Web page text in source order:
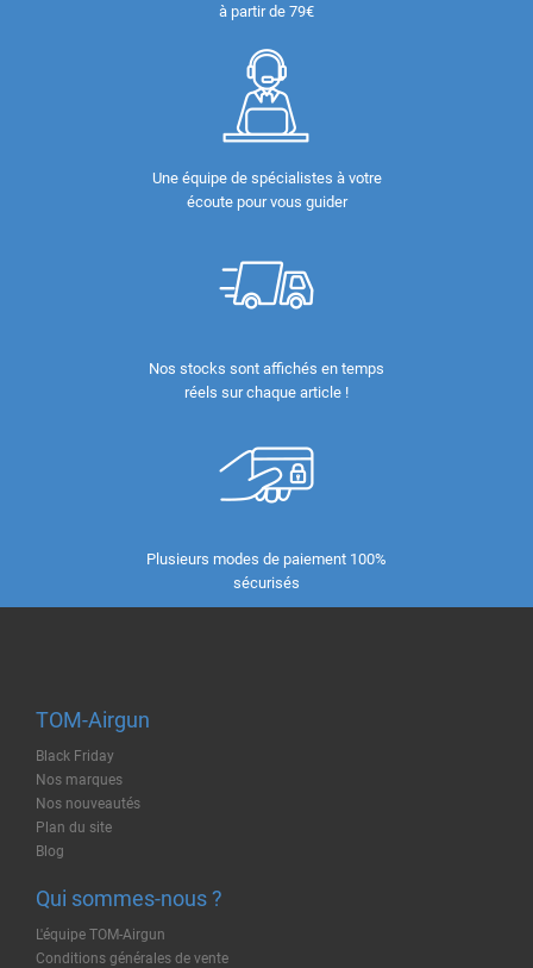
à partir de 79€
Une équipe de spécialistes à votre
écoute pour vous guider
Nos stocks sont affichés en temps
réels sur chaque article !
Plusieurs modes de paiement 100%
sécurisés
TOM-Airgun
Black Friday
Nos marques
Nos nouveautés
Plan du site
Blog
Qui sommes-nous ?
L'équipe TOM-Airgun
Conditions générales de vente